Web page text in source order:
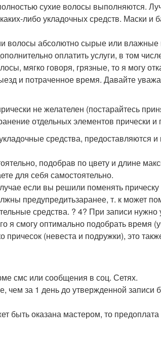
сухие волосы выполняются.
либо укладочных средств. Маски и
волосы абсолютно сырые или влажные
оплатить услуги, в том
мягко говоря, грязные, то я могу
и потраченное время. Давайте
не желателен (постарайтесь
отдельных элементов прически и
средства, предоставляются и
подобрав по цвету и длине
для себя самостоятельно.
если вы решили поменять прическу
предупредитьзаранее, т. к может
средства. ? 4? При записи нужно
я смогу оптимально подобрать время
(невеста и подружки), это
смс или сообщения в соц. Сетях.
чем за 1 день до утвержденной записи
быть оказана мастером, то